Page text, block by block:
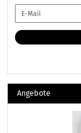
ZUR
ANMELDUNG
E-
Mail
Angebote